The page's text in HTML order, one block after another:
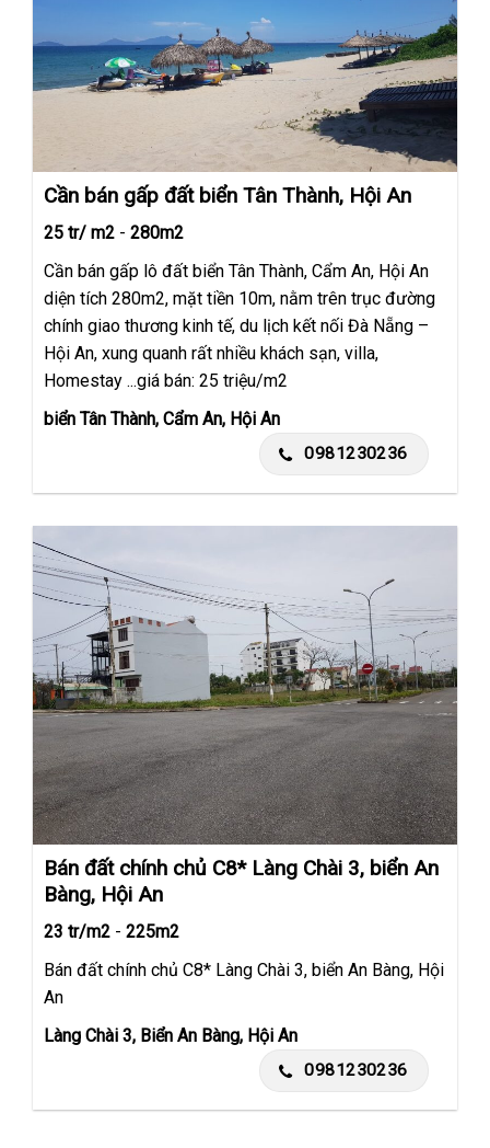
Cần bán gấp đất biển Tân Thành, Hội An
25 tr/ m2 - 280m2
Cần bán gấp lô đất biển Tân Thành, Cẩm An, Hội An
diện tích 280m2, mặt tiền 10m, nằm trên trục đường
chính giao thương kinh tế, du lịch kết nối Đà Nẵng –
Hội An, xung quanh rất nhiều khách sạn, villa,
Homestay ...giá bán: 25 triệu/m2
biển Tân Thành, Cẩm An, Hội An
0981230236
Bán đất chính chủ C8* Làng Chài 3, biển An
Bàng, Hội An
23 tr/m2 - 225m2
Bán đất chính chủ C8* Làng Chài 3, biển An Bàng, Hội
An
Làng Chài 3, Biển An Bàng, Hội An
0981230236